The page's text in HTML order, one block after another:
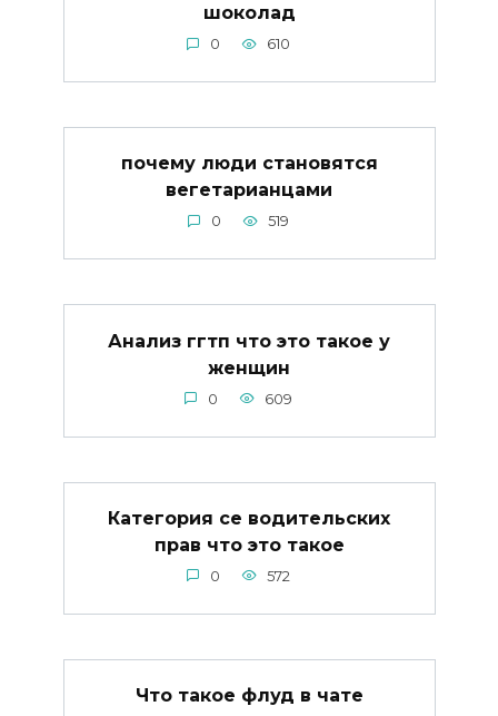
шоколад
0 610
почему люди становятся
вегетарианцами
0 519
Анализ ггтп что это такое у
женщин
0 609
Категория се водительских
прав что это такое
0 572
Что такое флуд в чате